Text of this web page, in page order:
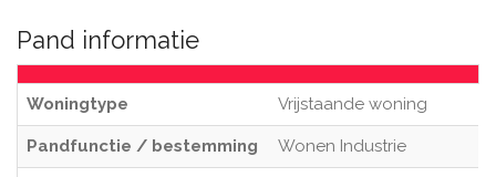
Pand informatie
Woningtype Vrijstaande woning
Pandfunctie / bestemming Wonen Industrie